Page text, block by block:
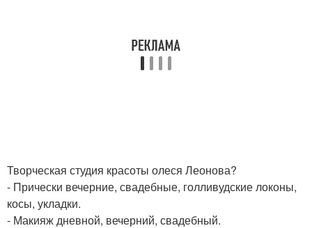
Творческая студия красоты олеся Леонова?
- Прически вечерние, свадебные, голливудские локоны,
косы, укладки.
- Макияж дневной, вечерний, свадебный.